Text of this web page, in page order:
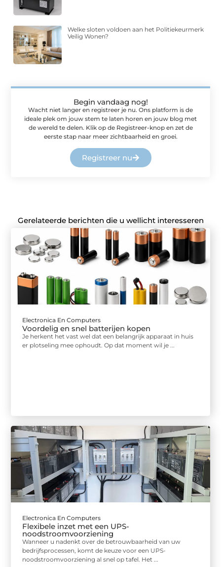
Welke sloten voldoen aan het Politiekeurmerk
Veilig Wonen?
Begin vandaag nog!
Wacht niet langer en registreer je nu. Ons platform is de
ideale plek om jouw stem te laten horen en jouw blog met
de wereld te delen. Klik op de Registreer-knop en zet de
eerste stap naar meer zichtbaarheid en groei.
Registreer nu
Gerelateerde berichten die u wellicht interesseren
Electronica En Computers
Voordelig en snel batterijen kopen
Je herkent het vast wel dat een belangrijk apparaat in huis
er plotseling mee ophoudt. Op dat moment wil je ...
Electronica En Computers
Flexibele inzet met een UPS-
noodstroomvoorziening
Wanneer u nadenkt over de betrouwbaarheid van uw
bedrijfsprocessen, komt de keuze voor een UPS-
noodstroomvoorziening al snel op tafel. Het ...